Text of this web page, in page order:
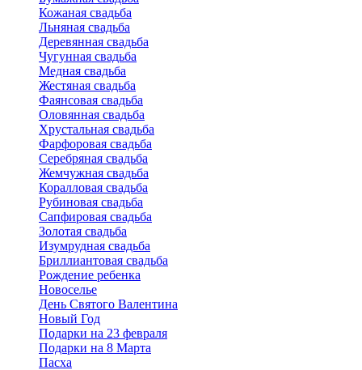
Кожаная свадьба
Льняная свадьба
Деревянная свадьба
Чугунная свадьба
Медная свадьба
Жестяная свадьба
Фаянсовая свадьба
Оловянная свадьба
Хрустальная свадьба
Фарфоровая свадьба
Серебряная свадьба
Жемчужная свадьба
Коралловая свадьба
Рубиновая свадьба
Сапфировая свадьба
Золотая свадьба
Изумрудная свадьба
Бриллиантовая свадьба
Рождение ребенка
Новоселье
День Святого Валентина
Новый Год
Подарки на 23 февраля
Подарки на 8 Марта
Пасха